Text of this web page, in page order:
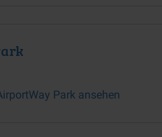
Park ansehen